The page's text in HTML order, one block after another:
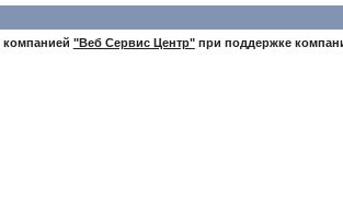
компанией "Веб Сервис Центр"при поддержке